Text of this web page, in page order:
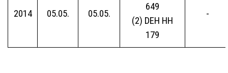
2014 05.05. 05.05.
649
(2) DEH HH
179
-